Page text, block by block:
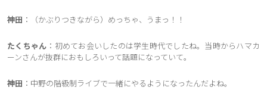
神田 ：（かぶりつきながら）めっちゃ、うまっ！！
たくちゃん ：初めてお会いしたのは学生時代でしたね。当時からハマカ
ーンさんが抜群におもしろいって話題になっていて。
神田 ：中野の階級制ライブで一緒にやるようになったんだよね。